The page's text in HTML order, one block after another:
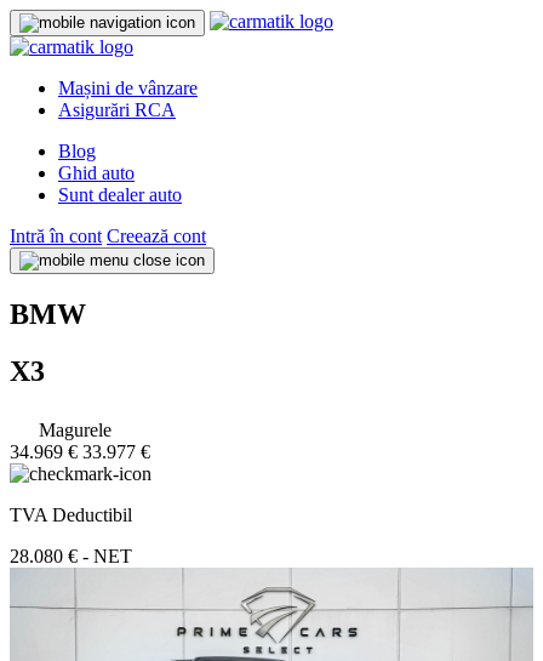
Mașini de vânzare
Asigurări RCA
Blog
Ghid auto
Sunt dealer auto
Intră în cont Creează cont
BMW
X3
Magurele
34.969 € 33.977 €
TVA Deductibil
28.080 € - NET